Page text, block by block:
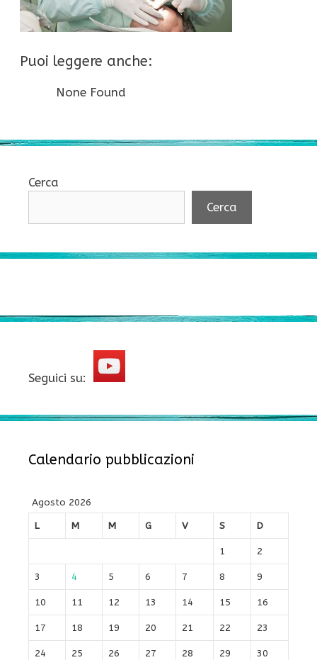
Puoi leggere anche:
None Found
Cerca
Cerca
Seguici su:
Calendario pubblicazioni
Agosto 2026
L
M M G V S D
1 2
3 4 5 6 7 8 9
10 11 12 13 14 15 16
17 18 19 20 21 22 23
24 25 26 27 28 29 30